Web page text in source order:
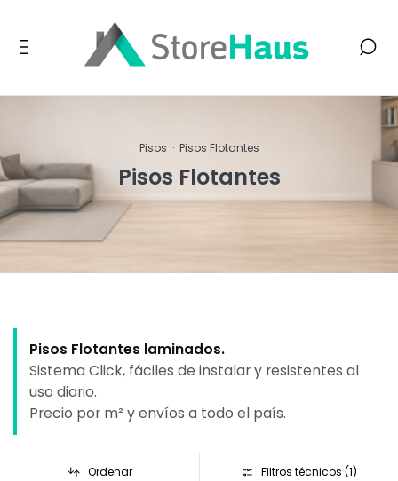
Pisos · Pisos Flotantes
Pisos Flotantes
Pisos Flotantes laminados.
Sistema Click, fáciles de instalar y resistentes al
uso diario.
Precio por m² y envíos a todo el país.
Ordenar Filtros técnicos (1)